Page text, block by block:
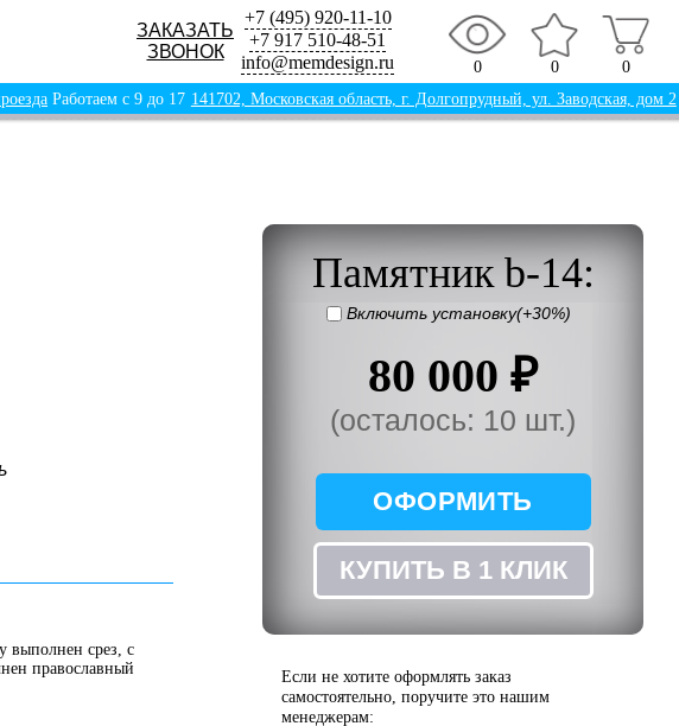
0 0 0
ЗАКАЗАТЬ
ЗВОНОК
+7 (495) 920-11-10
+7 917 510-48-51
info@memdesign.ru
Работаем с 9 до 17 141702, Московская область, г. Долгопрудный, ул. Заводская, дом 2
выполнен срез, с
православный
Памятник b-14:
Включить установку(+30%)
80 000 ₽
(осталось: 10 шт.)
ОФОРМИТЬ
ЗАКАЗ
КУПИТЬ В 1 КЛИК
Если не хотите оформлять заказ
самостоятельно, поручите это нашим
менеджерам: